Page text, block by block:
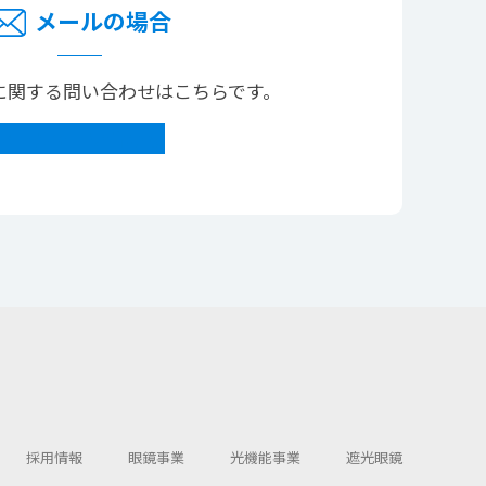
メールの場合
する問い合わせはこちらです。
採用情報 眼鏡事業 光機能事業 遮光眼鏡